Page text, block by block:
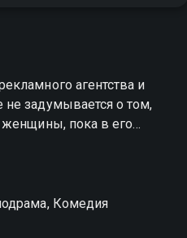
агентства и
задумывается о том,
женщины, пока в его
По иронии
Комедия